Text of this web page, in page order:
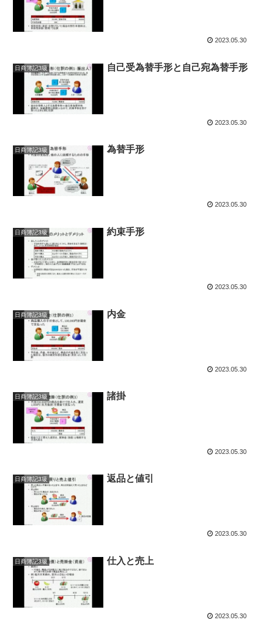
2023.05.30
日商簿記3級 自己受為替手形と自己宛為替手形
2023.05.30
日商簿記3級 為替手形
2023.05.30
日商簿記3級 約束手形
2023.05.30
日商簿記3級 内金
2023.05.30
日商簿記3級 諸掛
2023.05.30
日商簿記3級 返品と値引
2023.05.30
日商簿記3級 仕入と売上
2023.05.30